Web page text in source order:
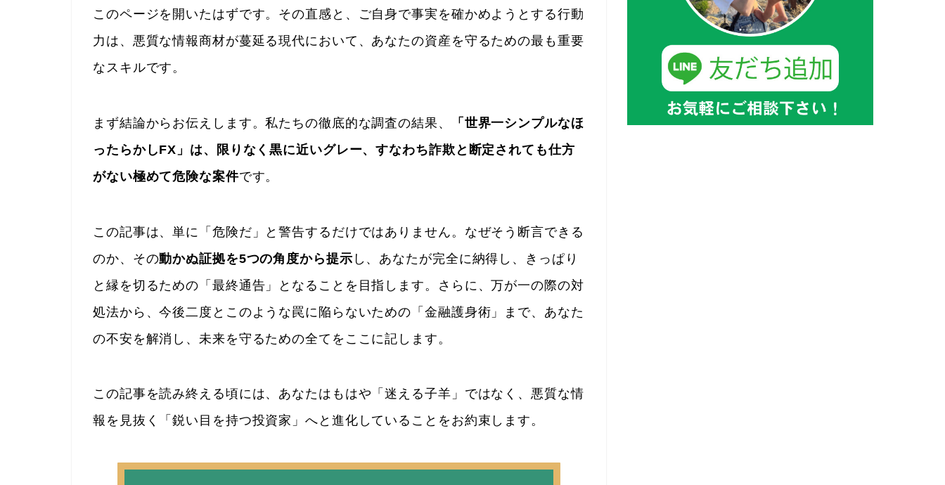
このページを開いたはずです。その直感と、ご自身で事実を確かめようとする行動
力は、悪質な情報商材が蔓延る現代において、あなたの資産を守るための最も重要
なスキルです。
まず結論からお伝えします。私たちの徹底的な調査の結果、
「世界一シンプルなほ
ったらかしFX」は、限りなく黒に近いグレー、すなわち詐欺と断定されても仕方
がない極めて危険な案件です。
この記事は、単に「危険だ」と警告するだけではありません。なぜそう断言できる
のか、その動かぬ証拠を5つの角度から提示 し、あなたが完全に納得し、きっぱり
と縁を切るための「最終通告」となることを目指します。さらに、万が一の際の対
処法から、今後二度とこのような罠に陥らないための「金融護身術」まで、あなた
の不安を解消し、未来を守るための全てをここに記します。
この記事を読み終える頃には、あなたはもはや「迷える子羊」ではなく、悪質な情
報を見抜く「鋭い目を持つ投資家」へと進化していることをお約束します。